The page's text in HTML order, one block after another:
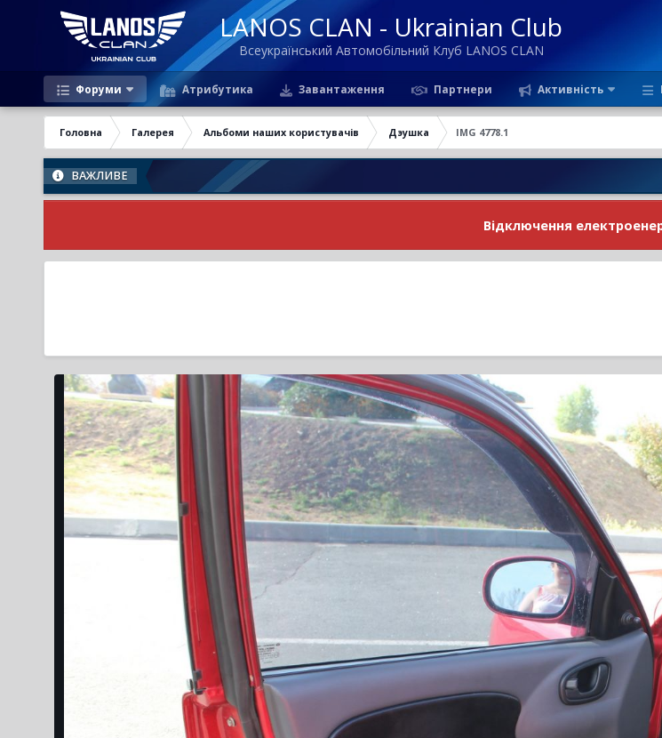
LANOS CLAN - Ukrainian Club
Всеукраїнський Автомобільний Клуб LANOS CLAN
Форуми Атрибутика Завантаження Партнери Активність
Головна Галерея Альбоми наших користувачів Дэушка IMG 4778.1
ВАЖЛИВЕ
Відключення